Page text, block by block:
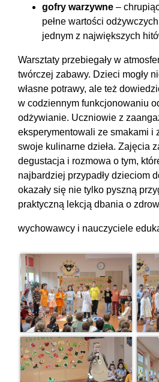
gofry warzywne –
pełne wartości
jednym z największych
Warsztaty przebiegały w
twórczej zabawy. Dzieci mogły
własne potrawy, ale też
w codziennym funkcjonowaniu
odżywianie. Uczniowie z
eksperymentowali ze smakami i
swoje kulinarne dzieła. Zajęcia
degustacja i rozmowa o tym,
najbardziej przypadły dzieciom
okazały się nie tylko pyszną
praktyczną lekcją dbania o
wychowawcy i nauczyciele